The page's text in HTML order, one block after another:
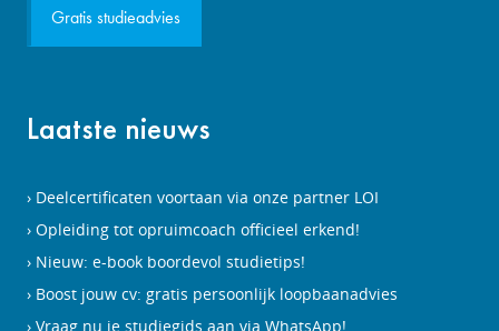
Gratis studieadvies
Laatste nieuws
Deelcertificaten voortaan via onze partner LOI
Opleiding tot opruimcoach officieel erkend!
Nieuw: e-book boordevol studietips!
Boost jouw cv: gratis persoonlijk loopbaanadvies
Vraag nu je studiegids aan via WhatsApp!